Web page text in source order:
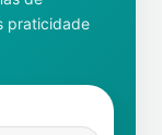
praticidade